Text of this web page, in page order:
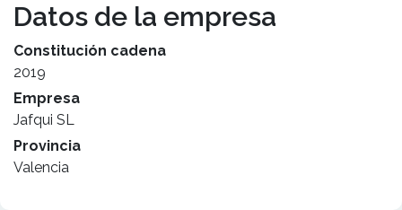
Datos de la empresa
Constitución cadena
2019
Empresa
Jafqui SL
Provincia
Valencia